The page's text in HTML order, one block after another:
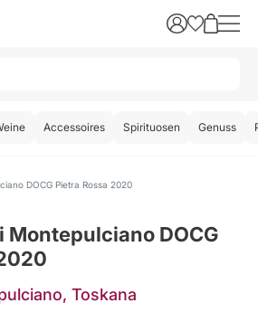
Accessoires Spirituosen Genuss
DOCG Pietra Rossa 2020
Montepulciano DOCG
Toskana